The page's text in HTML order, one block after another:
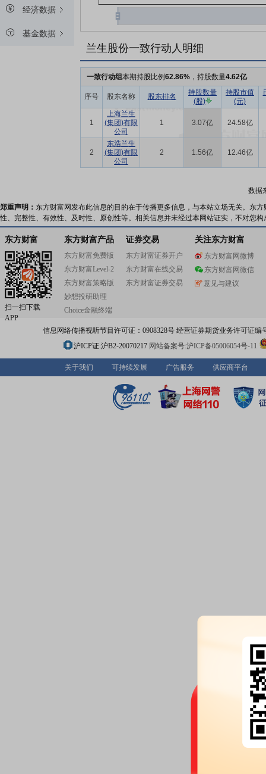
经济数据
基金数据
兰生股份一致行动人明细
一致行动组本期持股比例62.86% ，持股数量4.62亿
序号 股东名称 股东排名
持股数量
(股)
持股市值
(元)
1
上海兰生
(集团)有限
公司
1 3.07亿 24.58亿
2
东浩兰生
(集团)有限
公司
2 1.56亿 12.46亿
数据
郑重声明： 东方财富网发布此信息的目的在于传播更多信息，与本站立场无关。东
性、完整性、有效性、及时性、原创性等。相关信息并未经过本网站证实，不对您
东方财富
扫一扫下载
APP
东方财富产品
东方财富免费版
东方财富Level-2
东方财富策略版
妙想投研助理
Choice金融终端
证券交易
东方财富证券开户
东方财富在线交易
东方财富证券交易
关注东方财富
东方财富网微博
东方财富网微信
意见与建议
信息网络传播视听节目许可证：0908328号 经营证券期货业务许可证编
沪ICP证:沪B2-20070217 网站备案号:沪ICP备05006054号-11
关于我们 可持续发展 广告服务 供应商平台